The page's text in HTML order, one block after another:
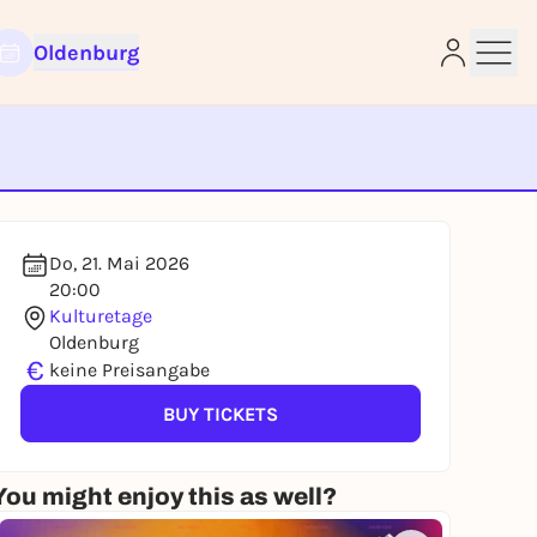
Oldenburg
Do, 21. Mai 2026
20:00
Kulturetage
Oldenburg
€ keine Preisangabe
BUY TICKETS
might enjoy this as well?